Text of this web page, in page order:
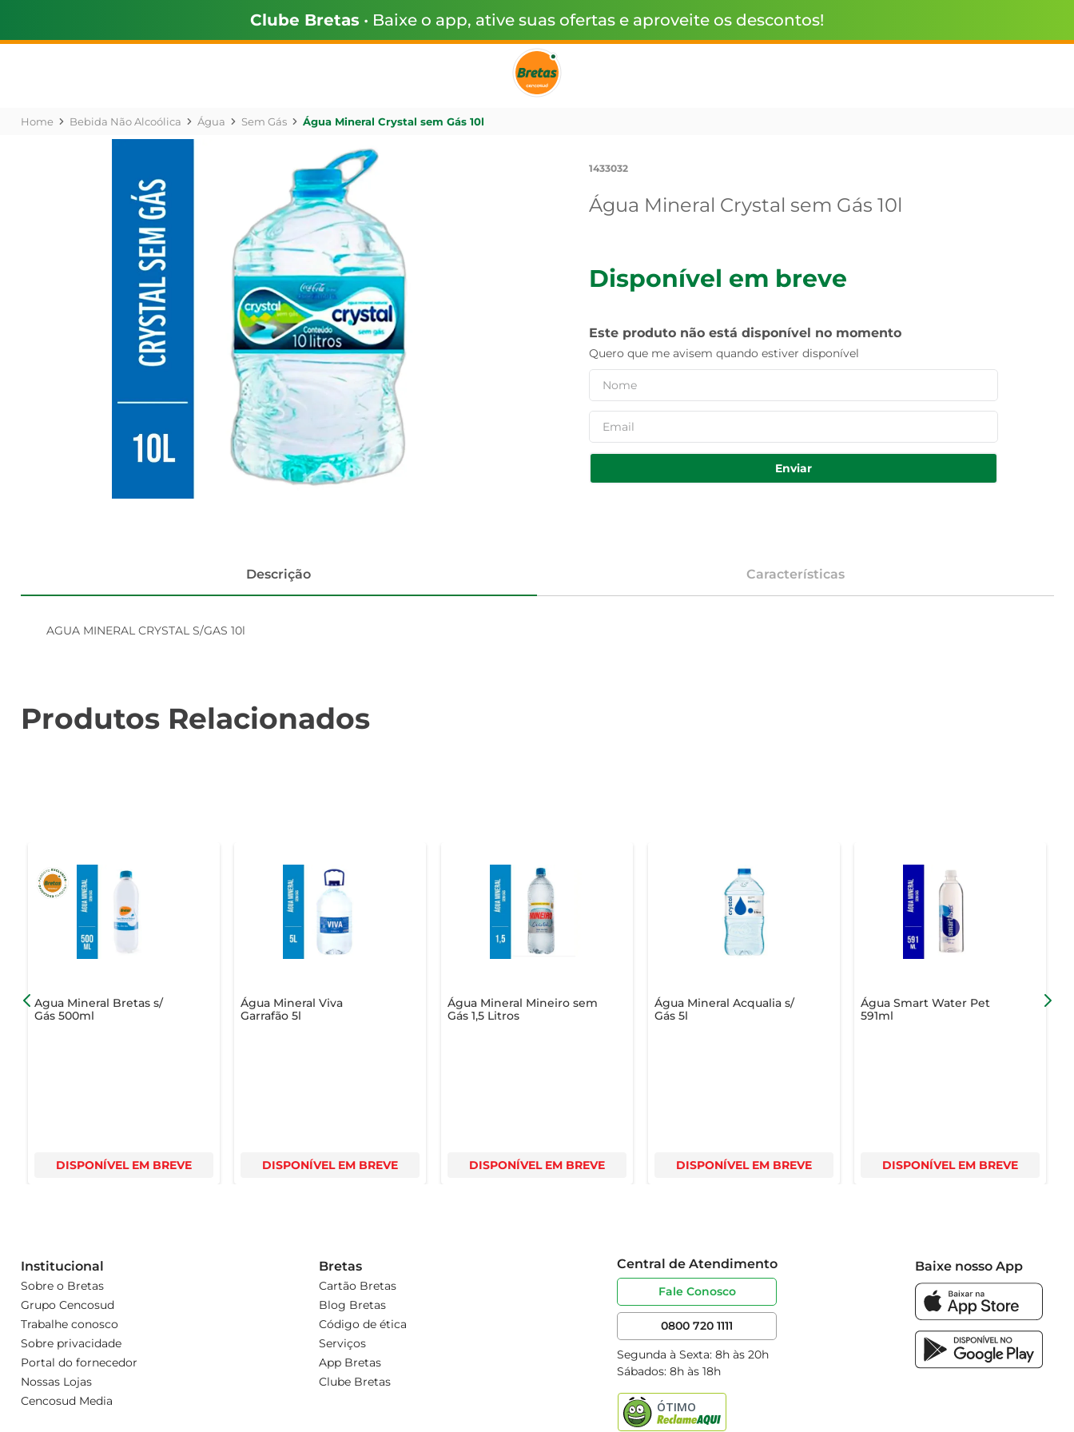
Clube Bretas • Baixe o app, ative suas ofertas e aproveite os descontos!
Bebida Não Alcoólica Água Sem Gás Água Mineral Crystal sem Gás 10l
1433032
Água Mineral Crystal sem Gás 10l
Disponível em breve
Este produto não está disponível no momento
Quero que me avisem quando estiver disponível
Enviar
Descrição Características
AGUA MINERAL CRYSTAL S/GAS 10l
Produtos Relacionados
Agua Mineral Bretas s/
Gás 500ml
DISPONÍVEL EM BREVE
Água Mineral Viva
Garrafão 5l
DISPONÍVEL EM BREVE
Água Mineral Mineiro sem
Gás 1,5 Litros
DISPONÍVEL EM BREVE
Água Mineral Acqualia s/
Gás 5l
DISPONÍVEL EM BREVE
Água Smart Water Pet
591ml
DISPONÍVEL EM BREVE
Institucional
Sobre o Bretas
Grupo Cencosud
Trabalhe conosco
Sobre privacidade
Portal do fornecedor
Nossas Lojas
Cencosud Media
Bretas
Cartão Bretas
Blog Bretas
Código de ética
Serviços
App Bretas
Clube Bretas
Central de Atendimento
Fale Conosco
0800 720 1111
Segunda à Sexta: 8h às 20h
Sábados: 8h às 18h
Baixe nosso App